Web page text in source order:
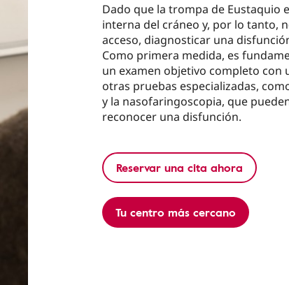
Dado que la trompa de Eustaquio
interna del cráneo y, por lo tanto,
acceso, diagnosticar una
Como primera medida, es
un examen objetivo completo con
otras pruebas especializadas,
y la nasofaringoscopia, que
reconocer una disfunción.
Reservar una cita ahora
Tu centro más cercano